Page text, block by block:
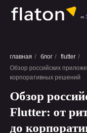
главная / блог / flutter /
Обзор российских
корпоративных решений
Обзор
Flutter: от
до